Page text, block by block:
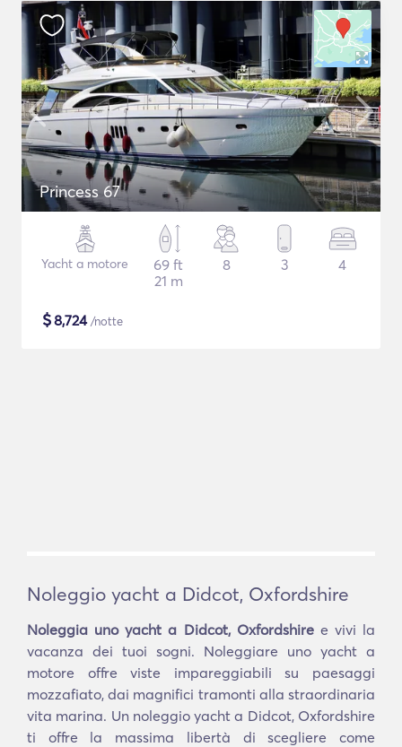
Princess 67
Yacht a motore
69 ft
21 m
8 3 4
$8,724/notte
Noleggio yacht a Didcot, Oxfordshire
Noleggia uno yacht a Didcot, Oxfordshiree vivi la
vacanza dei tuoi sogni. Noleggiare uno yacht a
motore offre viste impareggiabili su paesaggi
mozzafiato, dai magnifici tramonti alla straordinaria
vita marina. Un noleggio yacht a Didcot, Oxfordshire
ti offre la massima libertà di scegliere come